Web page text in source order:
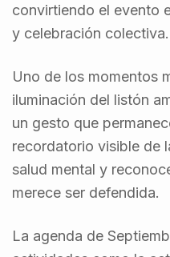
convirtiendo el evento
y celebración colectiva.
Uno de los momentos
iluminación del listón
un gesto que
recordatorio visible de
salud mental y
merece ser defendida.
La agenda de